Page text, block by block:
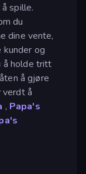
spille.
du
dine vente,
kunder og
å holde tritt
å gjøre
verdt å
, Papa's